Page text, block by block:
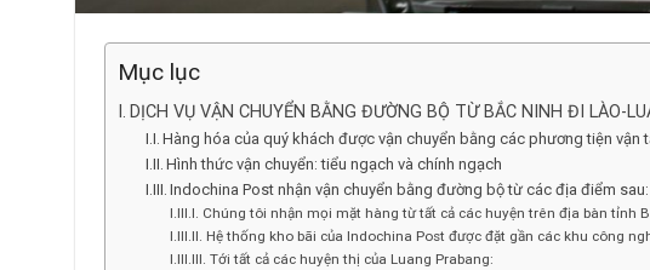
Mục lục
DỊCH VỤ VẬN CHUYỂN BẰNG ĐƯỜNG BỘ TỪ BẮC NINH ĐI LÀO-
Hàng hóa của quý khách được vận chuyển bằng các phương tiện vận
Hình thức vận chuyển: tiểu ngạch và chính ngạch
Indochina Post nhận vận chuyển bằng đường bộ từ các địa điểm sau:
Chúng tôi nhận mọi mặt hàng từ tất cả các huyện trên địa bàn tỉnh
Hệ thống kho bãi của Indochina Post được đặt gần các khu công
Tới tất cả các huyện thị của Luang Prabang: